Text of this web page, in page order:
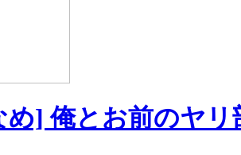
め] 俺とお前のヤリ